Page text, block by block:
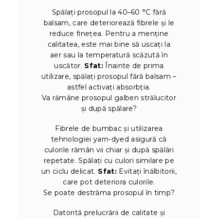
Spălați prosopul la 40–60 °C fără
balsam, care deteriorează fibrele și le
reduce finețea. Pentru a menține
calitatea, este mai bine să uscați la
aer sau la temperatură scăzută în
uscător. Sfat: Înainte de prima
utilizare, spălați prosopul fără balsam –
astfel activați absorbția.
Va rămâne prosopul galben strălucitor
și după spălare?
Fibrele de bumbac și utilizarea
tehnologiei yarn-dyed asigură că
culorile rămân vii chiar și după spălări
repetate. Spălați cu culori similare pe
un ciclu delicat. Sfat:Evitați înălbitorii,
care pot deteriora culorile.
Se poate destrăma prosopul în timp?
Datorită prelucrării de calitate și